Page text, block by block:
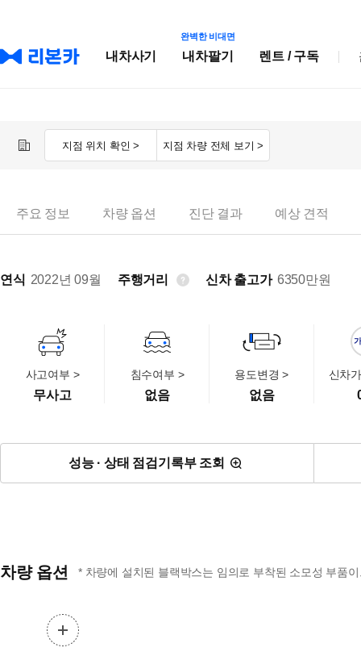
내차사기
완벽한 비대면
내차팔기 렌트 / 구독
지점 위치 확인 > 지점 차량 전체 보기 >
주요 정보 차량 옵션 진단 결과 예상 견적
연식 2022년 09월 주행거리 신차 출고가 6350만원
사고여부 >
무사고
침수여부 >
없음
용도변경 >
없음
신차
성능 · 상태 점검기록부 조회
차량 옵션 * 차량에 설치된 블랙박스는 임의로 부착된 소모성 부품